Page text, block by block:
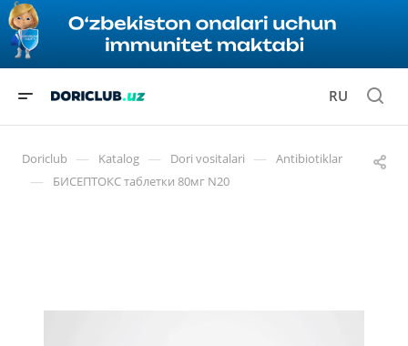
RU
Doriclub — Katalog — Dori vositalari — Antibiotiklar
— БИСЕПТОКС таблетки 80мг N20